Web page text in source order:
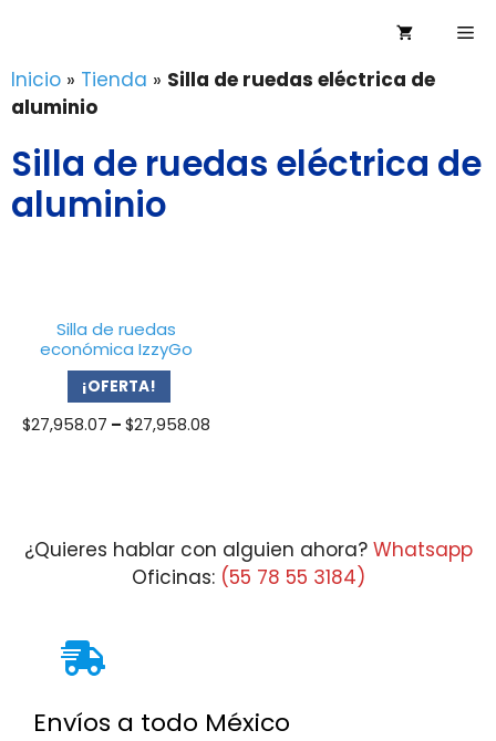
contenido
Inicio » Tienda » Silla de ruedas eléctrica de
aluminio
Silla de ruedas eléctrica de
aluminio
Silla de ruedas
económica IzzyGo
¡OFERTA!
$27,958.07 – $27,958.08Price
¿Quieres hablar con alguien ahora? Whatsapp
Oficinas: (55 78 55 3184)
Envíos a todo México